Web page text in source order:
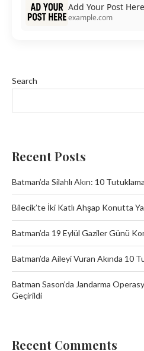
Add Your Post Here
example.com
Search
Recent Posts
Batman’da Silahlı Akın: 10 Tutuklama
Bilecik’te İki Katlı Ahşap Konutta
Batman’da 19 Eylül Gaziler Günü
Batman’da Aileyi Vuran Akında 10
Batman Sason’da Jandarma
Geçirildi
Recent Comments